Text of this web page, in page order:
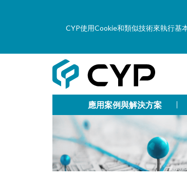
CYP使用Cookie和類似技術來執行基
應用案例與解決方案